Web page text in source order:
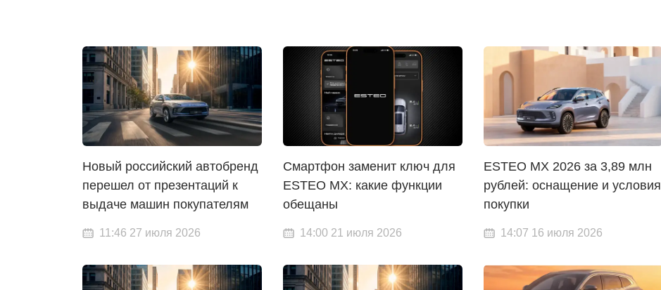
Новый российский автобренд
перешел от презентаций к
выдаче машин покупателям
11:46 27 июля 2026
Смартфон заменит ключ для
ESTEO MX: какие функции
обещаны
14:00 21 июля 2026
ESTEO MX 2026 за 3,89 млн
рублей: оснащение и условия
покупки
14:07 16 июля 2026